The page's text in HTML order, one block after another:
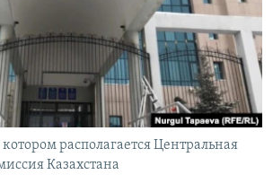
располагается Центральная
Казахстана